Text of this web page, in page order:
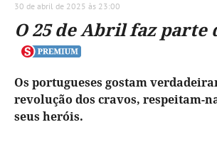
30 de abril de 2025 às 23:00
O 25 de Abril faz parte
Os portugueses gostam
revolução dos cravos, respeitam-
seus heróis.